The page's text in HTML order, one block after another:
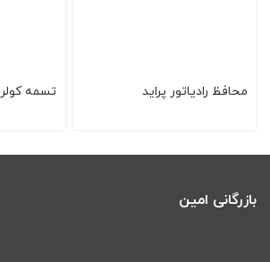
محافظ رادیاتور پراید تسمه کولر
بازرگانی امین